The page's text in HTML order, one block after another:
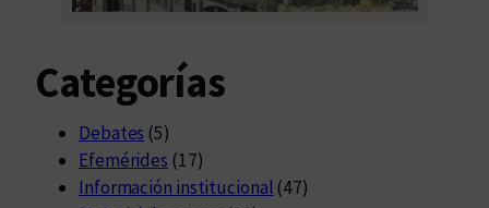
Categorías
Debates (5)
Efemérides (17)
Información institucional (47)